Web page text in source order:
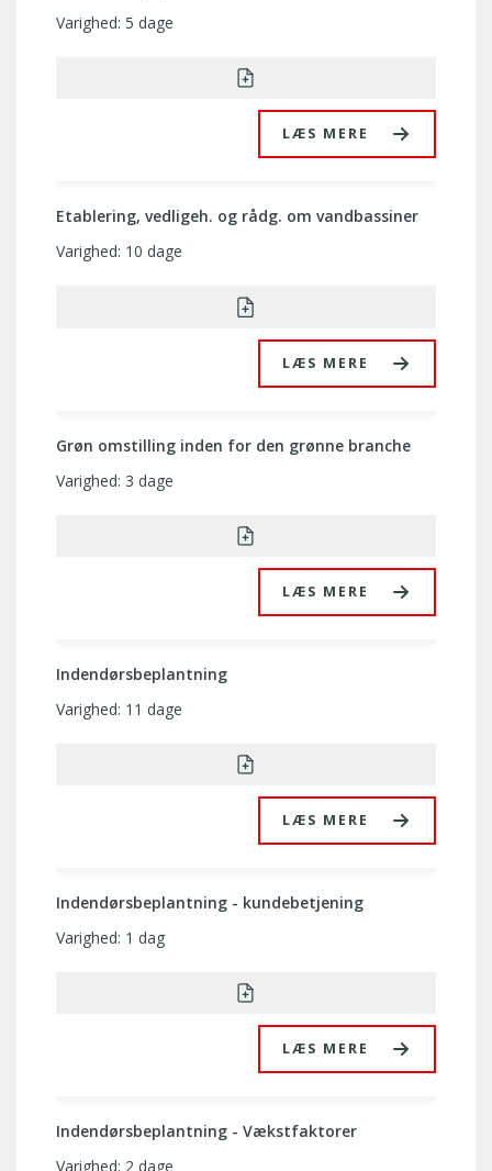
LÆS MERE
Varighed: 5 dage
Etablering, vedligeh. og rådg. om vandbassiner
LÆS MERE
Varighed: 10 dage
Grøn omstilling inden for den grønne branche
LÆS MERE
Varighed: 3 dage
Indendørsbeplantning
LÆS MERE
Varighed: 11 dage
Indendørsbeplantning - kundebetjening
LÆS MERE
Varighed: 1 dag
Indendørsbeplantning - Vækstfaktorer
Varighed: 2 dage